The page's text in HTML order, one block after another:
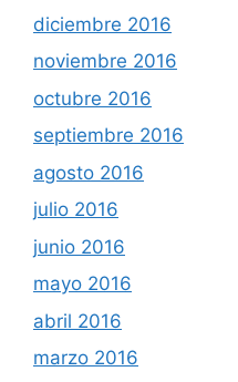
diciembre 2016
noviembre 2016
octubre 2016
septiembre 2016
agosto 2016
julio 2016
junio 2016
mayo 2016
abril 2016
marzo 2016